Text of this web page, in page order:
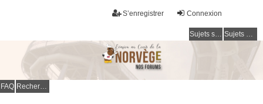
Connexion
S’enregistrer
Sujets sans réponse Sujets actifs
FAQ Rechercher